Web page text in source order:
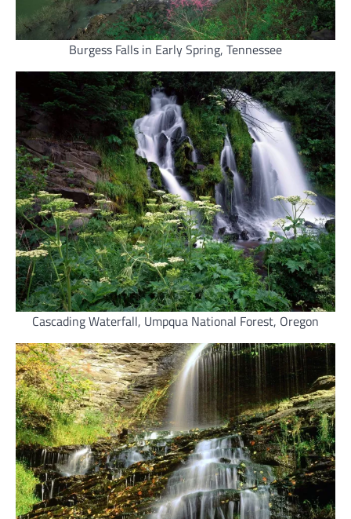
Burgess Falls in Early Spring, Tennessee
Cascading Waterfall, Umpqua National Forest, Oregon